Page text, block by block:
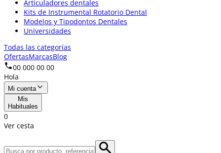
Articuladores dentales
Kits de Instrumental Rotatorio Dental
Modelos y Tipodontos Dentales
Universidades
Todas las categorías
OfertasMarcasBlog
00 000 00 00
Hola
Mi cuenta
Mis
Habituales
0
Ver cesta